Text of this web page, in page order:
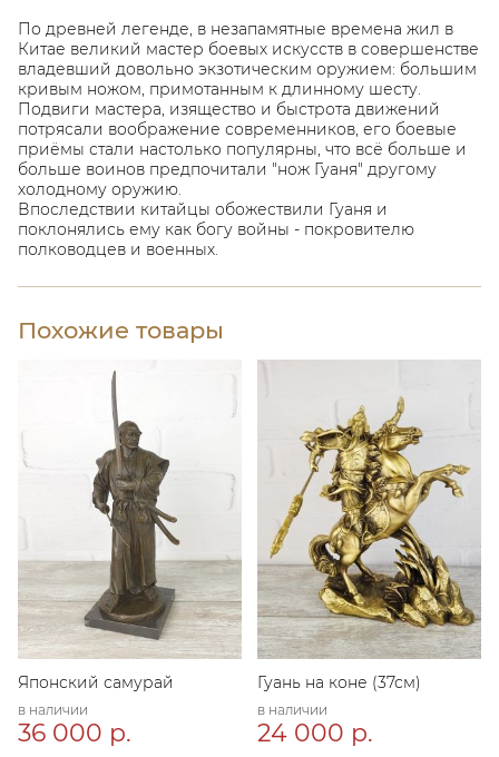
По древней легенде, в незапамятные времена жил в
Китае великий мастер боевых искусств в совершенстве
владевший довольно экзотическим оружием: большим
кривым ножом, примотанным к длинному шесту.
Подвиги мастера, изящество и быстрота движений
потрясали воображение современников, его боевые
приёмы стали настолько популярны, что всё больше и
больше воинов предпочитали "нож Гуаня" другому
холодному оружию.
Впоследствии китайцы обожествили Гуаня и
поклонялись ему как богу войны - покровителю
полководцев и военных.
Похожие товары
Японский самурай
в наличии
36 000 р.
Гуань на коне (37см)
в наличии
24 000 р.